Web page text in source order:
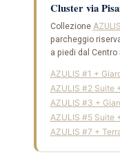
Cluster via
Collezione AZULIS
parcheggio
a piedi dal Centro
AZULIS #1 +
AZULIS #2 Suite
AZULIS #3 +
AZULIS #5 Suite
AZULIS #7 +